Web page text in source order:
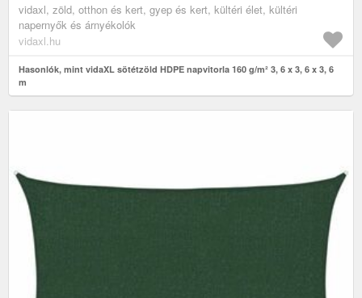
vidaxl, zöld, otthon és kert, gyep és kert, kültéri élet, kültéri
napernyők és árnyékolók
vidaxl.hu
Hasonlók, mint vidaXL sötétzöld HDPE napvitorla 160 g/m² 3, 6 x 3, 6 x 3, 6
m